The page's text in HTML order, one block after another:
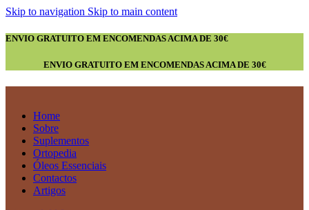
Skip to navigation Skip to main content
ENVIO GRATUITO EM ENCOMENDAS ACIMA DE 30€
ENVIO GRATUITO EM ENCOMENDAS ACIMA DE 30€
Home
Sobre
Suplementos
Ortopedia
Óleos Essenciais
Contactos
Artigos